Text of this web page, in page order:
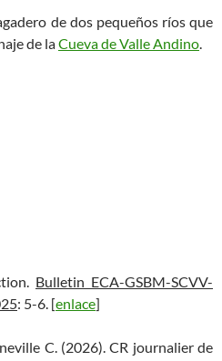
de dos pequeños ríos que
de laCueva de Valle Andino.
Bulletin ECA-GSBM-SCVV-
: 5-6. [enlace]
C. (2026). CR journalier de